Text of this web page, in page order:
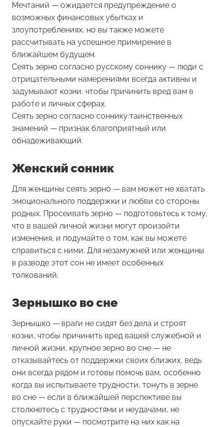
Мечтаний — ожидается предупреждение о
возможных финансовых убытках и
злоупотреблениях, но вы также можете
рассчитывать на успешное примирение в
ближайшем будущем.
Сеять зерно согласно русскому соннику — люди с
отрицательными намерениями всегда активны и
задумывают козни, чтобы причинить вред вам в
работе и личных сферах.
Сеять зерно согласно соннику таинственных
знамений — признак благоприятный или
обнадеживающий.
Женский сонник
Для женщины сеять зерно — вам может не хватать
эмоционального поддержки и любви со стороны
родных. Просеивать зерно — подготовьтесь к тому,
что в вашей личной жизни могут произойти
изменения, и подумайте о том, как вы можете
справиться с ними. Для незамужней или женщины
в разводе этот сон не имеет особенных
толкований.
Зернышко во сне
Зернышко — враги не сидят без дела и строят
козни, чтобы причинить вред вашей служебной и
личной жизни, крупное зерно во сне — не
отказывайтесь от поддержки своих близких, ведь
они всегда рядом и готовы помочь вам, особенно
когда вы испытываете трудности, тонуть в зерне
во сне — если в ближайшей перспективе вы
столкнетесь с трудностями и неудачами, не
опускайте руки — посмотрите на них как на